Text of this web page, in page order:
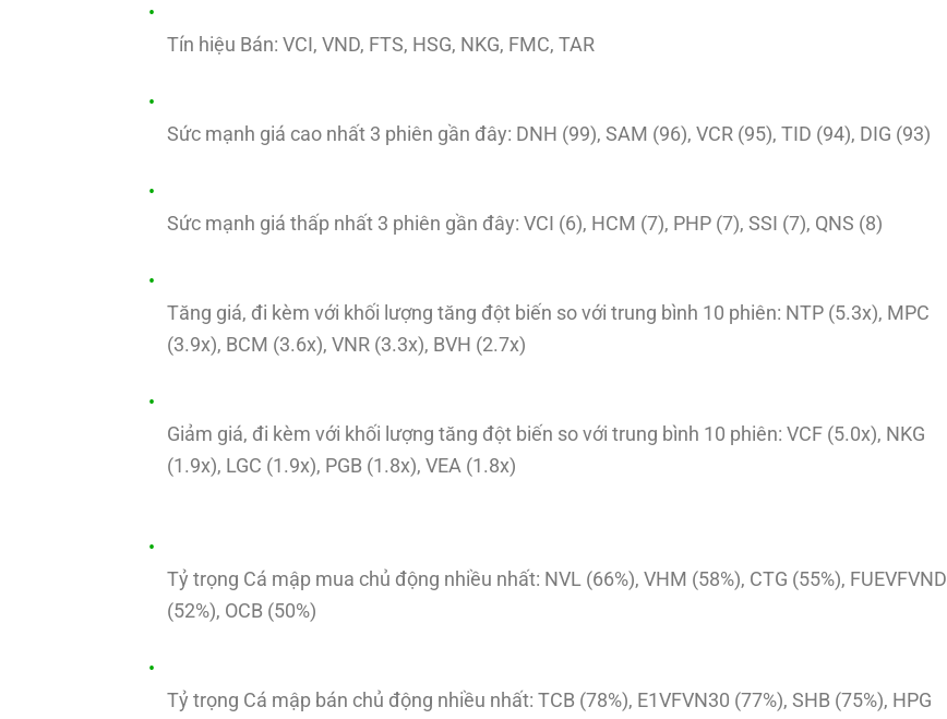
Tín hiệu Bán: VCI, VND, FTS, HSG, NKG, FMC, TAR
Sức mạnh giá cao nhất 3 phiên gần đây: DNH (99), SAM (96), VCR (95), TID (94), DIG (93)
Sức mạnh giá thấp nhất 3 phiên gần đây: VCI (6), HCM (7), PHP (7), SSI (7), QNS (8)
Tăng giá, đi kèm với khối lượng tăng đột biến so với trung bình 10 phiên: NTP (5.3x), MPC
(3.9x), BCM (3.6x), VNR (3.3x), BVH (2.7x)
Giảm giá, đi kèm với khối lượng tăng đột biến so với trung bình 10 phiên: VCF (5.0x), NKG
(1.9x), LGC (1.9x), PGB (1.8x), VEA (1.8x)
Tỷ trọng Cá mập mua chủ động nhiều nhất: NVL (66%), VHM (58%), CTG (55%), FUEVFVND
(52%), OCB (50%)
Tỷ trọng Cá mập bán chủ động nhiều nhất: TCB (78%), E1VFVN30 (77%), SHB (75%), HPG